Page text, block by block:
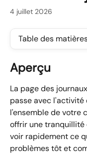
4 juillet 2026
Table des
Aperçu
La page des
passe avec l'activité
l'ensemble de votre
offrir une tranquillité
voir rapidement ce
problèmes tôt et